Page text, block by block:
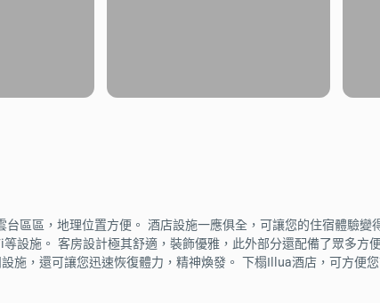
台區區，地理位置方便。 酒店設施一應俱全，可讓您的住宿體驗
設施。 客房設計極其舒適，裝飾優雅，此外部分還配備了眾多
施，還可讓您迅速恢復體力，精神煥發。 下榻Illua酒店，可方便